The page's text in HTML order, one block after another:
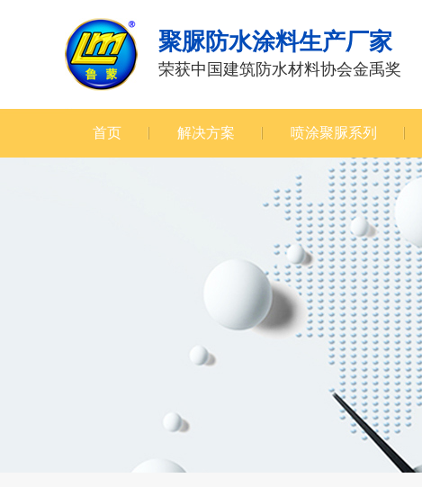
聚脲防水涂料生产厂家
荣获中国建筑防水材料协会金禹奖
首页 解决方案 喷涂聚脲系列